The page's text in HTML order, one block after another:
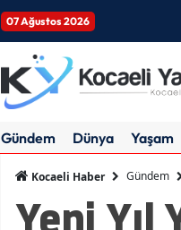
07 Ağustos 2026
Gündem Dünya Yaşam
Kocaeli Haber Gündem